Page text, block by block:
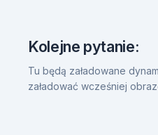
Kolejne pytanie:
Tu będą załadowane
załadować wcześniej